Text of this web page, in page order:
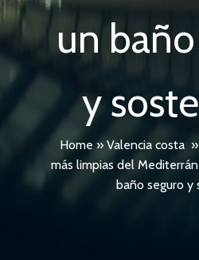
un
y
Home » Valencia costa »
más limpias del
baño seguro y